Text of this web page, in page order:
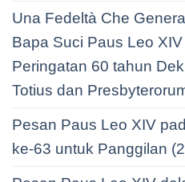
Una Fedeltà Che
Bapa Suci Paus Leo
Peringatan 60 tahun
Totius dan
Pesan Paus Leo XIV
ke-63 untuk Panggilan